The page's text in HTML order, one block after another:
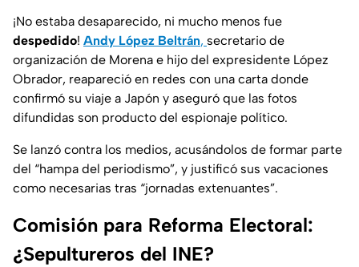
¡No estaba desaparecido, ni mucho menos fue
despedido! Andy López Beltrán, secretario de
organización de Morena e hijo del expresidente López
Obrador, reapareció en redes con una carta donde
confirmó su viaje a Japón y aseguró que las fotos
difundidas son producto del espionaje político.
Se lanzó contra los medios, acusándolos de formar parte
del “hampa del periodismo”, y justificó sus vacaciones
como necesarias tras “jornadas extenuantes”.
Comisión para Reforma Electoral:
¿Sepultureros del INE?